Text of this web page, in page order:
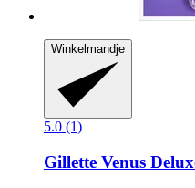
Winkelmandje
5.0 (1)
Gillette Venus